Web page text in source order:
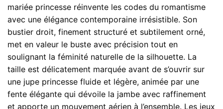
mariée princesse réinvente les codes du romantisme
avec une élégance contemporaine irrésistible. Son
bustier droit, finement structuré et subtilement orné,
met en valeur le buste avec précision tout en
soulignant la féminité naturelle de la silhouette. La
taille est délicatement marquée avant de s’ouvrir sur
une jupe princesse fluide et légère, animée par une
fente élégante qui dévoile la jambe avec raffinement
et apporte un mouvement aérien à l’ensemble. Les jeux